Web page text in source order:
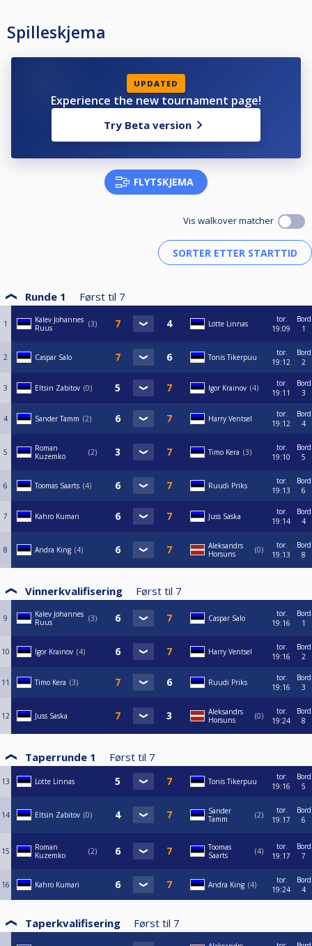
Spilleskjema
UPDATED
Experience the new tournament page!
Try Beta version
FLYTSKJEMA
Vis walkover matcher
Runde 1 Først til 7
1
Kalev Johannes
Ruus
3 Lotte Linnas
tor.
19:09
Bord
1
2 Caspar Salo Tonis Tikerpuu
tor.
19:12
Bord
2
3 Eltsin Zabitov 0 Igor Krainov 4
tor.
19:11
Bord
3
4 Sander Tamm 2 Harry Ventsel
tor.
19:12
Bord
4
5
Roman
Kuzemko
2 Timo Kera 3
tor.
19:10
Bord
5
6 Toomas Saarts 4 Ruudi Priks
tor.
19:13
Bord
6
7 Kahro Kumari Juss Saska
tor.
19:14
Bord
4
8 Andra King 4
Aleksandrs
Horsuns
0
tor.
19:13
Bord
8
Vinnerkvalifisering Først til 7
9
Kalev Johannes
Ruus
3 Caspar Salo
tor.
19:16
Bord
1
10 Igor Krainov 4 Harry Ventsel
tor.
19:16
Bord
2
11 Timo Kera 3 Ruudi Priks
tor.
19:16
Bord
3
12 Juss Saska
Aleksandrs
Horsuns
0
tor.
19:24
Bord
8
Taperrunde 1 Først til 7
13 Lotte Linnas Tonis Tikerpuu
tor.
19:16
Bord
5
14 Eltsin Zabitov 0
Sander
Tamm
2
tor.
19:17
Bord
6
15
Roman
Kuzemko
2
Toomas
Saarts
4
tor.
19:17
Bord
7
16 Kahro Kumari Andra King 4
tor.
19:24
Bord
4
Taperkvalifisering Først til 7